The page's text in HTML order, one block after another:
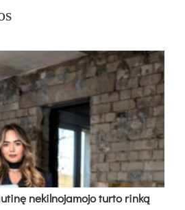
nekilnojamojo turto rinką